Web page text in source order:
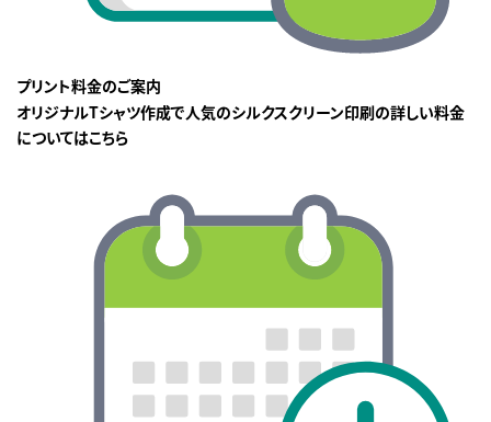
プリント料金のご案内
オリジナルTシャツ作成で人気のシルクスクリーン印刷の詳しい料金
についてはこちら